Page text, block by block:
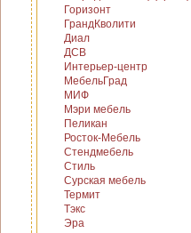
Горизонт
ГрандКволити
Диал
ДСВ
Интерьер-центр
МебельГрад
МИФ
Мэри мебель
Пеликан
Росток-Мебель
Стендмебель
Стиль
Сурская мебель
Термит
Тэкс
Эра